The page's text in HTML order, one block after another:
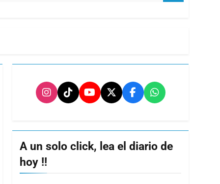
A un solo click, lea el diario de
hoy !!